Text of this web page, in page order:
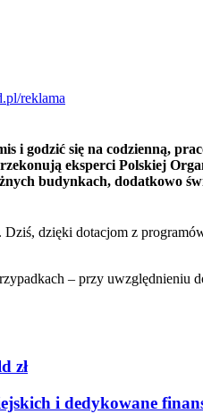
godzić się na codzienną,
eksperci Polskiej
budynkach, dodatkowo
dzięki dotacjom z
– przy uwzględnieniu
zł
i dedykowane